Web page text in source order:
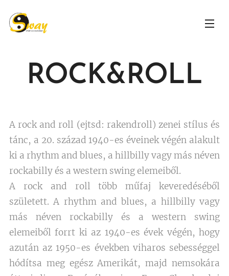
ROCK&ROLL
A rock and roll (ejtsd: rakendroll) zenei stílus és
tánc, a 20. század 1940-es éveinek végén alakult
ki a rhythm and blues, a hillbilly vagy más néven
rockabilly és a western swing elemeiből.
A rock and roll több műfaj keveredéséből
született. A rhythm and blues, a hillbilly vagy
más néven rockabilly és a western swing
elemeiből forrt ki az 1940-es évek végén, hogy
azután az 1950-es években viharos sebességgel
hódítsa meg egész Amerikát, majd nemsokára